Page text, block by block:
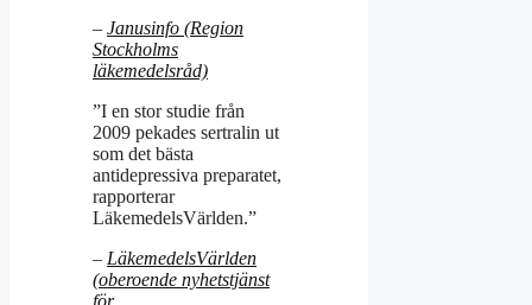
– Janusinfo (Region
Stockholms
läkemedelsråd)
”I en stor studie från
2009 pekades sertralin ut
som det bästa
antidepressiva preparatet,
rapporterar
LäkemedelsVärlden.”
– LäkemedelsVärlden
(oberoende nyhetstjänst